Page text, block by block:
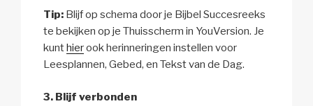
Tip: Blijf op schema door je Bijbel Succesreeks
te bekijken op je Thuisscherm in YouVersion. Je
kunthierook herinneringen instellen voor
Leesplannen, Gebed, en Tekst van de Dag.
3. Blijf verbonden